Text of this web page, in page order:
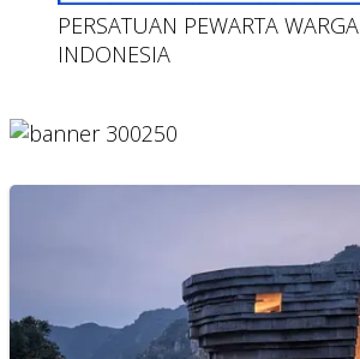
PERSATUAN PEWARTA WARGA
INDONESIA